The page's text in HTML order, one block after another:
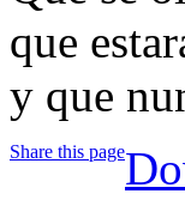
que
y que
Share this page